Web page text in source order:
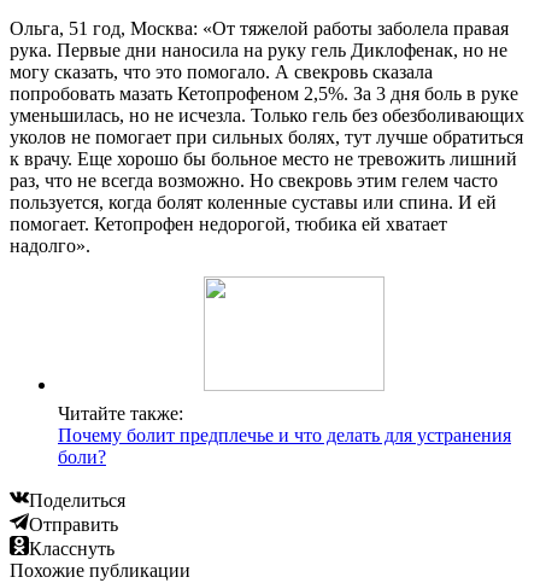
Ольга, 51 год, Москва: «От тяжелой работы заболела правая
рука. Первые дни наносила на руку гель Диклофенак, но не
могу сказать, что это помогало. А свекровь сказала
попробовать мазать Кетопрофеном 2,5%. За 3 дня боль в руке
уменьшилась, но не исчезла. Только гель без обезболивающих
уколов не помогает при сильных болях, тут лучше обратиться
к врачу. Еще хорошо бы больное место не тревожить лишний
раз, что не всегда возможно. Но свекровь этим гелем часто
пользуется, когда болят коленные суставы или спина. И ей
помогает. Кетопрофен недорогой, тюбика ей хватает
надолго».
Читайте также:
Почему болит предплечье и что делать для устранения
боли?
Поделиться
Отправить
Класснуть
Похожие публикации